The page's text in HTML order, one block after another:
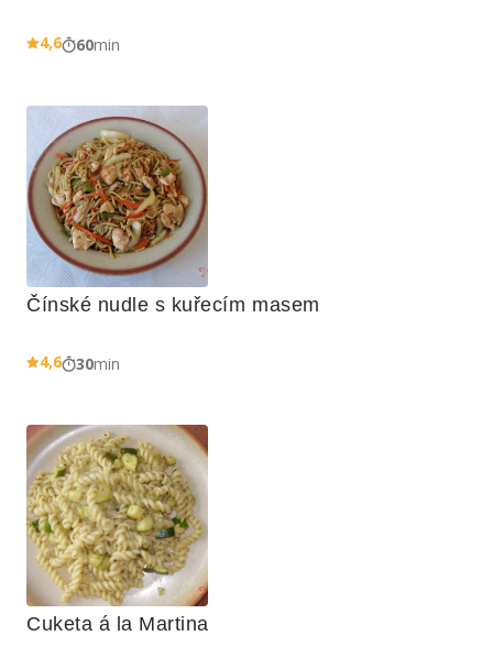
4,6 60min
Čínské nudle s kuřecím masem
4,6 30min
Cuketa á la Martina